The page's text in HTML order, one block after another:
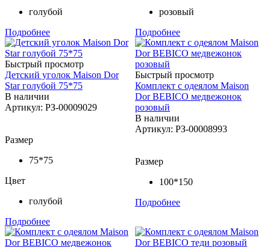
голубой
Подробнее
розовый
Подробнее
Быстрый просмотр
Детский уголок Maison Dor
Star голубой 75*75
В наличии
Артикул: РЗ-00009029
Размер
75*75
Цвет
голубой
Подробнее
Быстрый просмотр
Комплект с одеялом Maison
Dor BEBICO медвежонок
розовый
В наличии
Артикул: РЗ-00008993
Размер
100*150
Подробнее